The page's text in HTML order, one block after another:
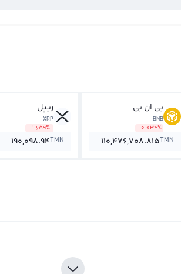
بی ان بی
BNB
-0.034%
110,476,708.815TMN
ریپل
XRP
-1.659%
190,098.94TMN